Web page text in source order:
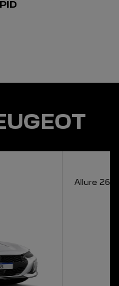
IGUAÇU
Império